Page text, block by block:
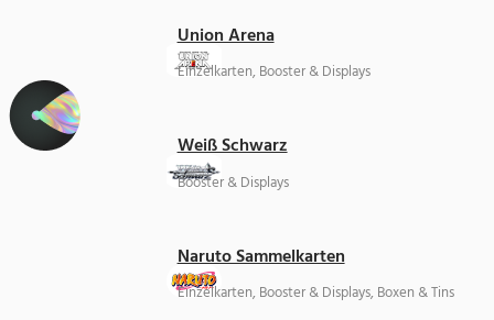
Union Arena
Einzelkarten, Booster & Displays
Weiß Schwarz
Booster & Displays
Naruto Sammelkarten
Einzelkarten, Booster & Displays, Boxen & Tins